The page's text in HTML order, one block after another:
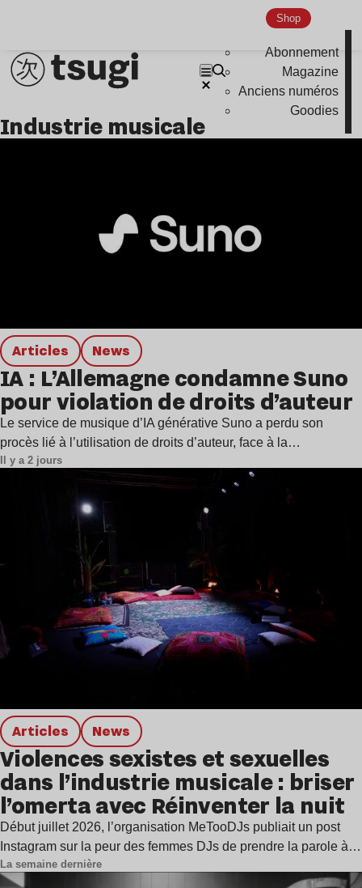
Shop
Abonnement
Magazine
Anciens numéros
Goodies
Industrie musicale
Articles news
IA : L’Allemagne condamne Suno
pour violation de droits d’auteur
Le service de musique d’IA générative Suno a perdu son
procès lié à l’utilisation de droits d’auteur, face à la…
Il y a 2 jours
Articles news
Violences sexistes et sexuelles
dans l’industrie musicale : briser
l’omerta avec Réinventer la nuit
Début juillet 2026, l’organisation MeTooDJs publiait un post
Instagram sur la peur des femmes DJs de prendre la parole à…
La semaine dernière